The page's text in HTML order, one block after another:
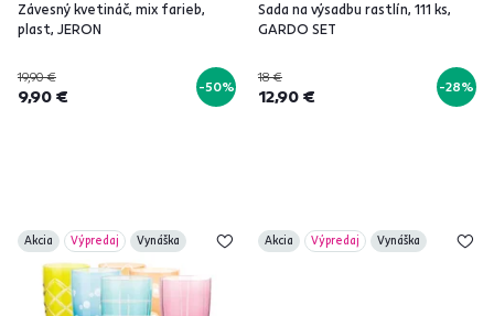
Závesný kvetináč, mix farieb,
plast, JERON
19,90 €
9,90 € -50%
Sada na výsadbu rastlín, 111 ks,
GARDO SET
18 €
12,90 € -28%
Akcia Výpredaj Vynáška Akcia Výpredaj Vynáška